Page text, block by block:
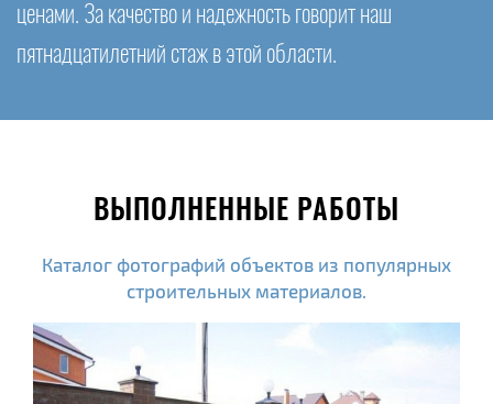
ценами. За качество и надежность говорит наш
пятнадцатилетний стаж в этой области.
ВЫПОЛНЕННЫЕ РАБОТЫ
Каталог фотографий объектов из популярных
строительных материалов.